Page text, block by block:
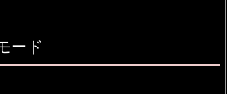
ード